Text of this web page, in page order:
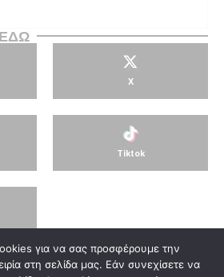
ΕΔΩ
X
Tiktok
για να σας προσφέρουμε την
στη σελίδα μας. Εάν συνεχίσετε να